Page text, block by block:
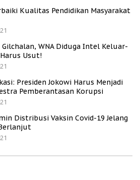
Kualitas Pendidikan Masyarakat
Gilchalan, WNA Diduga Intel Keluar-
Usut!
Presiden Jokowi Harus Menjadi
Pemberantasan Korupsi
Distribusi Vaksin Covid-19 Jelang